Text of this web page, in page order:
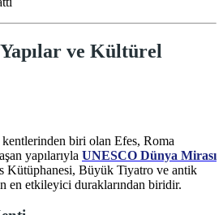
ve Kültürel
biri olan Efes, Roma
yapılarıyla UNESCO Dünya Mirası
Kütüphanesi, Büyük Tiyatro ve antik
en etkileyici duraklarından biridir.